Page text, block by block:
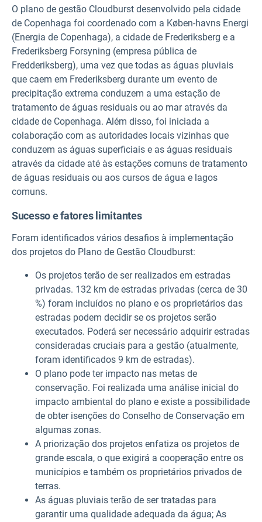
O plano de gestão Cloudburst desenvolvido pela cidade
de Copenhaga foi coordenado com a Køben-havns Energi
(Energia de Copenhaga), a cidade de Frederiksberg e a
Frederiksberg Forsyning (empresa pública de
Fredderiksberg), uma vez que todas as águas pluviais
que caem em Frederiksberg durante um evento de
precipitação extrema conduzem a uma estação de
tratamento de águas residuais ou ao mar através da
cidade de Copenhaga. Além disso, foi iniciada a
colaboração com as autoridades locais vizinhas que
conduzem as águas superficiais e as águas residuais
através da cidade até às estações comuns de tratamento
de águas residuais ou aos cursos de água e lagos
comuns.
Sucesso e fatores limitantes
Foram identificados vários desafios à implementação
dos projetos do Plano de Gestão Cloudburst:
Os projetos terão de ser realizados em estradas
privadas. 132 km de estradas privadas (cerca de 30
%) foram incluídos no plano e os proprietários das
estradas podem decidir se os projetos serão
executados. Poderá ser necessário adquirir estradas
consideradas cruciais para a gestão (atualmente,
foram identificados 9 km de estradas).
O plano pode ter impacto nas metas de
conservação. Foi realizada uma análise inicial do
impacto ambiental do plano e existe a possibilidade
de obter isenções do Conselho de Conservação em
algumas zonas.
A priorização dos projetos enfatiza os projetos de
grande escala, o que exigirá a cooperação entre os
municípios e também os proprietários privados de
terras.
As águas pluviais terão de ser tratadas para
garantir uma qualidade adequada da água; As